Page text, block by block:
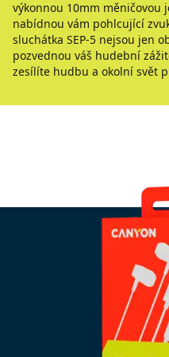
výkonnou 10mm měničovou
nabídnou vám pohlcující
sluchátka SEP-5 nejsou jen
pozvednou váš hudební
zesílíte hudbu a okolní svět